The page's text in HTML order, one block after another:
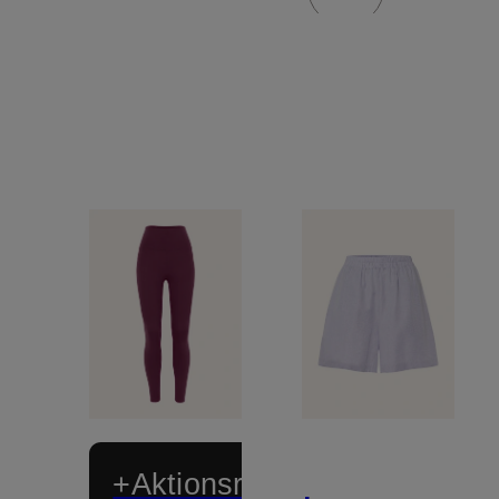
+Aktionsrabatt